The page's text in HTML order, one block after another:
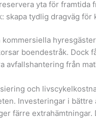
yta för framtida
skapa tydlig dragväg
kommersiella
boendestråk. Dock
avfallshantering från
och
Investeringar i
färre